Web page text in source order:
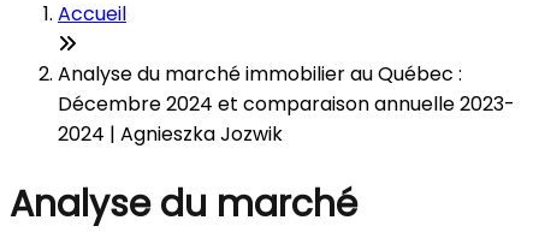
Accueil
Analyse du marché immobilier au Québec :
Décembre 2024 et comparaison annuelle 2023-
2024 | Agnieszka Jozwik
Analyse du marché